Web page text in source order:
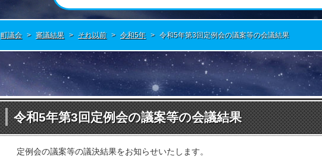
町議会 > 審議結果 > それ以前 > 令和5年 > 令和5年第3回定例会の議案等の会議結果
令和5年第3回定例会の議案等の会議結果
定例会の議案等の議決結果をお知らせいたします。